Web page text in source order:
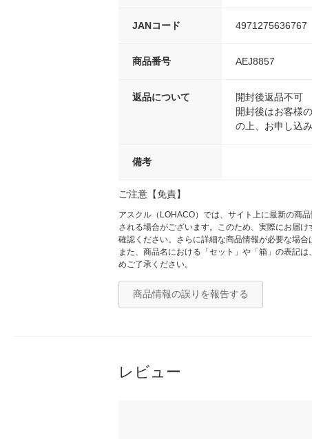
JANコード 4971275636767
商品番号 AEJ8857
返品について
開封後返品不可
開封後はお客様
の上、お申し込み
備考
ご注意【免責】
アスクル（LOHACO）では、サイト上に最新の商
される場合がございます。このため、実際にお届
確認ください。さらに詳細な商品情報が必要な場合
また、商品名における「セット」や「箱」の表記
めご了承ください。
商品情報の誤りを報告する
レビュー